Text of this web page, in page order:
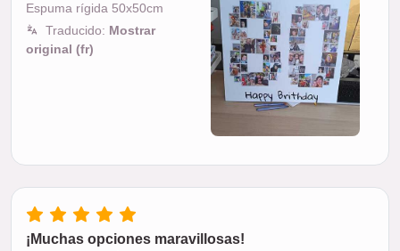
Espuma rígida 50x50cm
Traducido: Mostrar
original (fr)
¡Muchas opciones maravillosas!